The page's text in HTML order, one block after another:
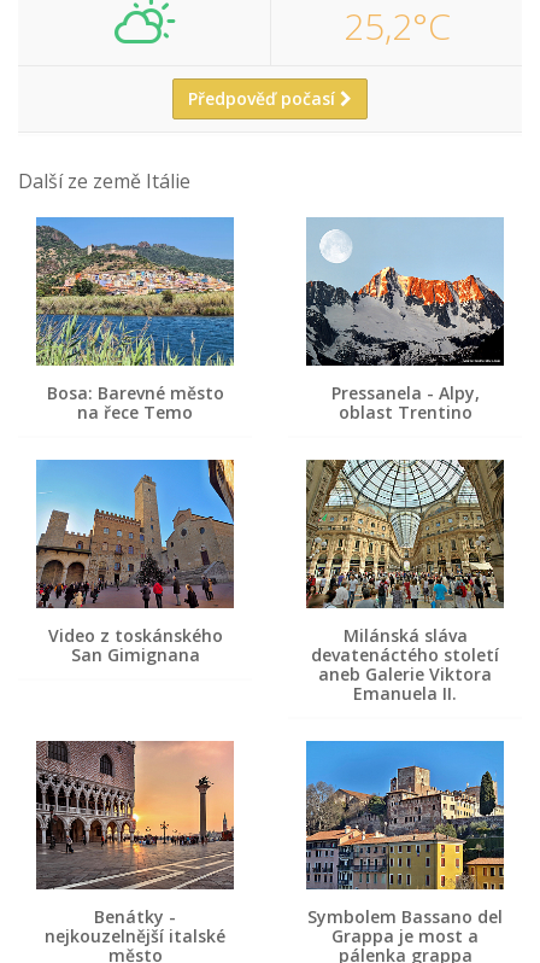
25,2°C
Předpověď počasí
Další ze země Itálie
Bosa: Barevné město
na řece Temo
Pressanela - Alpy,
oblast Trentino
Video z toskánského
San Gimignana
Milánská sláva
devatenáctého století
aneb Galerie Viktora
Emanuela II.
Benátky -
nejkouzelnější italské
město
Symbolem Bassano del
Grappa je most a
pálenka grappa